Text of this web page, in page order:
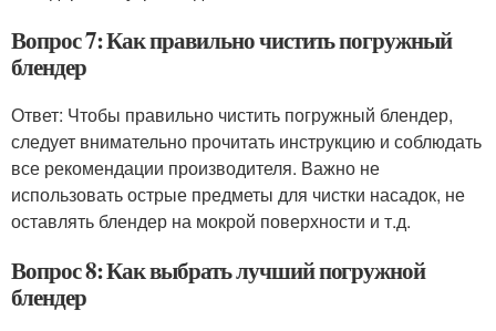
Вопрос 7: Как правильно чистить погружный
блендер
Ответ: Чтобы правильно чистить погружный блендер,
следует внимательно прочитать инструкцию и соблюдать
все рекомендации производителя. Важно не
использовать острые предметы для чистки насадок, не
оставлять блендер на мокрой поверхности и т.д.
Вопрос 8: Как выбрать лучший погружной
блендер